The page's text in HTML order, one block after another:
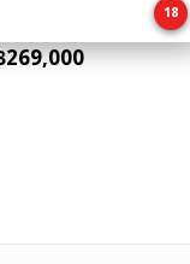
18
269,000